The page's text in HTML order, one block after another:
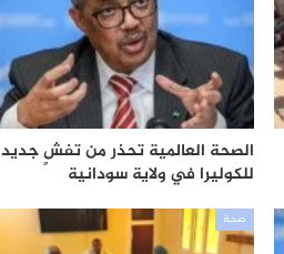
الصحة العالمية تحذر من تفشٍ جديد
للكوليرا في ولاية سودانية
صحة